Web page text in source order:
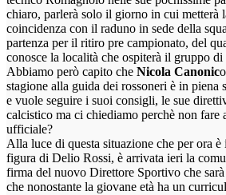
chiaro, parlerà solo il giorno in cui metterà
coincidenza con il raduno in sede della
partenza per il ritiro pre campionato, del
conosce la località che ospiterà il gruppo di
Abbiamo però capito che Nicola Canonic
stagione alla guida dei rossoneri è in piena
e vuole seguire i suoi consigli, le sue
calcistico ma ci chiediamo perchè non fare
ufficiale?
Alla luce di questa situazione che per ora è
figura di Delio Rossi, è arrivata ieri la
firma del nuovo Direttore Sportivo che sarà
che nonostante la giovane età ha un